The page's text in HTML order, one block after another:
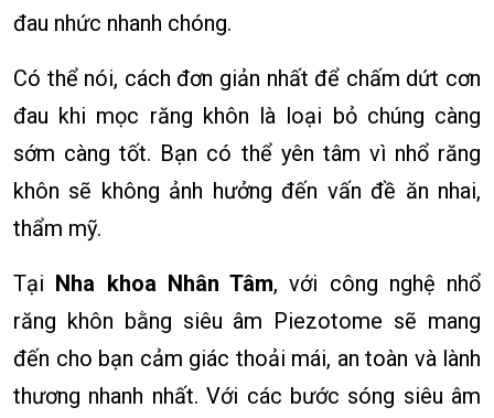
đau nhức nhanh chóng.
Có thể nói, cách đơn giản nhất để chấm dứt cơn
đau khi mọc răng khôn là loại bỏ chúng càng
sớm càng tốt. Bạn có thể yên tâm vì nhổ răng
khôn sẽ không ảnh hưởng đến vấn đề ăn nhai,
thẩm mỹ.
Tại Nha khoa Nhân Tâm, với công nghệ nhổ
răng khôn bằng siêu âm Piezotome sẽ mang
đến cho bạn cảm giác thoải mái, an toàn và lành
thương nhanh nhất. Với các bước sóng siêu âm